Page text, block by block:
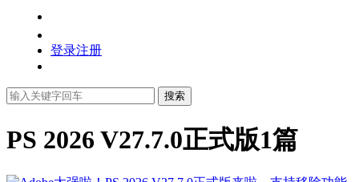
登录注册
搜索
PS 2026 V27.7.0正式版1篇